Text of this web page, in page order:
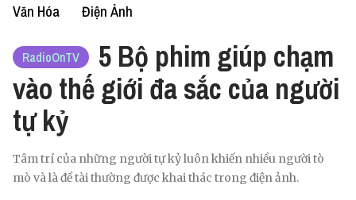
Văn Hóa Điện Ảnh
RadioOnTV
5 Bộ phim giúp chạm
vào thế giới đa sắc của người
tự kỷ
Tâm trí của những người tự kỷ luôn khiến nhiều người tò
mò và là đề tài thường được khai thác trong điện ảnh.